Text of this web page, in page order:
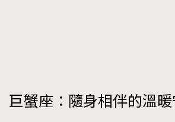
巨蟹座：隨身相伴的溫